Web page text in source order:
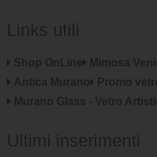
Links utili
Shop OnLine
Mimosa
Antica Murano
Promo
Murano Glass - Vetro
Ultimi inserimenti